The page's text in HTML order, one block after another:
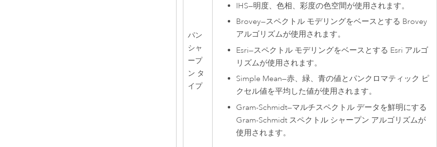
パン
シャ
ープ
ン タ
イプ
IHS—明度、色相、彩度の色空間が使用されます。
Brovey—スペクトル モデリングをベースとする Brovey
アルゴリズムが使用されます。
Esri—スペクトル モデリングをベースとする Esri アルゴ
リズムが使用されます。
Simple Mean—赤、緑、青の値とパンクロマティック ピ
クセル値を平均した値が使用されます。
Gram-Schmidt—マルチスペクトル データを鮮明にする
Gram-Schmidt スペクトル シャープン アルゴリズムが
使用されます。